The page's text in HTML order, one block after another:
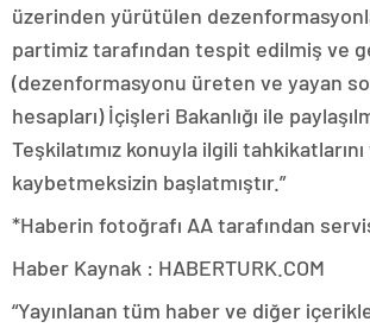
üzerinden yürütülen
partimiz tarafından tespit edilmiş ve
(dezenformasyonu üreten ve yayan
hesapları) İçişleri Bakanlığı ile
Teşkilatımız konuyla ilgili
kaybetmeksizin başlatmıştır.”
*Haberin fotoğrafı AA tarafından
Haber Kaynak : HABERTURK.COM
“Yayınlanan tüm haber ve diğer